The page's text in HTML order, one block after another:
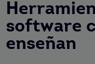
software
enseñan